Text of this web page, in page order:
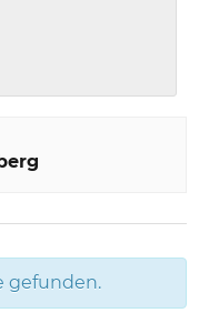
gefunden.